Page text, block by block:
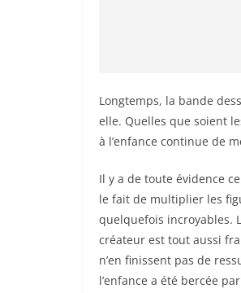
Longtemps, la bande
elle. Quelles que soient
à l’enfance continue de
Il y a de toute évidence
le fait de multiplier les
quelquefois incroyables.
créateur est tout aussi
n’en finissent pas de
l’enfance a été bercée